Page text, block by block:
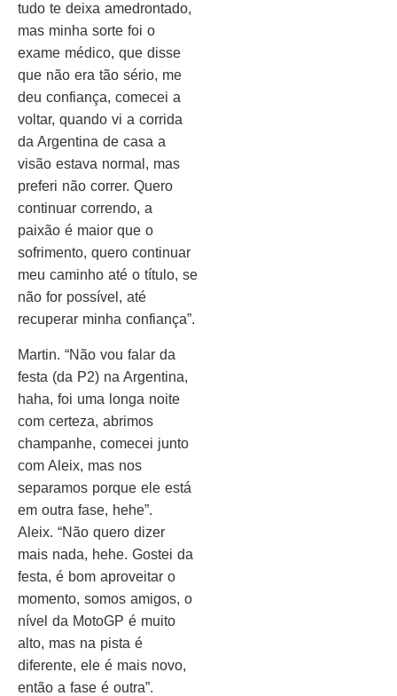
tudo te deixa amedrontado,
mas minha sorte foi o
exame médico, que disse
que não era tão sério, me
deu confiança, comecei a
voltar, quando vi a corrida
da Argentina de casa a
visão estava normal, mas
preferi não correr. Quero
continuar correndo, a
paixão é maior que o
sofrimento, quero continuar
meu caminho até o título, se
não for possível, até
recuperar minha confiança”.
Martin. “Não vou falar da
festa (da P2) na Argentina,
haha, foi uma longa noite
com certeza, abrimos
champanhe, comecei junto
com Aleix, mas nos
separamos porque ele está
em outra fase, hehe”.
Aleix. “Não quero dizer
mais nada, hehe. Gostei da
festa, é bom aproveitar o
momento, somos amigos, o
nível da MotoGP é muito
alto, mas na pista é
diferente, ele é mais novo,
então a fase é outra”.